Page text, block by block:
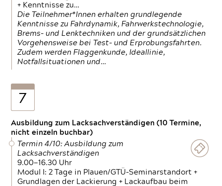
+ Kenntnisse zu…
Die Teilnehmer*Innen erhalten grundlegende
Kenntnisse zu Fahrdynamik, Fahrwerkstechnologie,
Brems- und Lenktechniken und der grundsätzlichen
Vorgehensweise bei Test- und Erprobungsfahrten.
Zudem werden Flaggenkunde, Ideallinie,
Notfallsituationen und…
7
Ausbildung zum Lacksachverständigen (10 Termine,
nicht einzeln buchbar)
Termin 4/10: Ausbildung zum
Lacksachverständigen
9.00—16.30 Uhr
Modul I: 2 Tage in Plauen/GTÜ-Seminarstandort +
Grundlagen der Lackierung + Lackaufbau beim